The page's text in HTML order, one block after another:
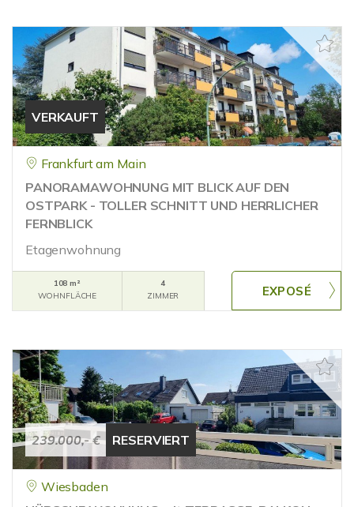
VERKAUFT
Frankfurt am Main
PANORAMAWOHNUNG MIT BLICK AUF DEN
OSTPARK - TOLLER SCHNITT UND HERRLICHER
FERNBLICK
Etagenwohnung
108 m²
WOHNFLÄCHE
4
ZIMMER
239.000,- € RESERVIERT
Wiesbaden